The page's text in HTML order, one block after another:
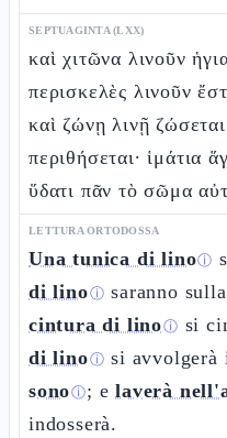
SEPTUAGINTA (LXX)
καὶ χιτῶνα λινοῦν
περισκελὲς λινοῦν
καὶ ζώνῃ λινῇ
περιθήσεται· ἱμάτια
ὕδατι πᾶν τὸ σῶμα
LETTURA ORTODOSSA
Una tunica di linoⓘ
di linoⓘ saranno
cintura di linoⓘ si
di linoⓘ si avvolgerà
sonoⓘ; elaverà
indosserà.